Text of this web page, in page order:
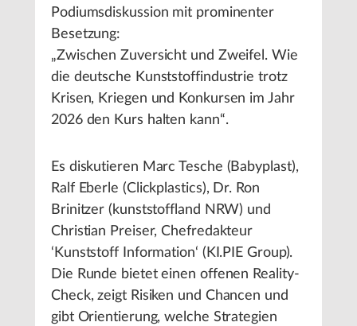
Podiumsdiskussion mit prominenter
Besetzung:
„Zwischen Zuversicht und Zweifel. Wie
die deutsche Kunststoffindustrie trotz
Krisen, Kriegen und Konkursen im Jahr
2026 den Kurs halten kann“.
Es diskutieren Marc Tesche (Babyplast),
Ralf Eberle (Clickplastics), Dr. Ron
Brinitzer (kunststoffland NRW) und
Christian Preiser, Chefredakteur
‘Kunststoff Information‘ (KI.PIE Group).
Die Runde bietet einen offenen Reality-
Check, zeigt Risiken und Chancen und
gibt Orientierung, welche Strategien